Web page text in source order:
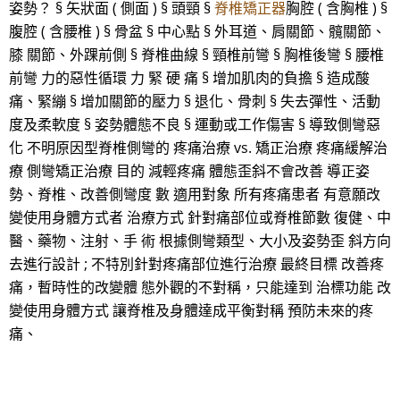
姿勢？ § 矢狀面 ( 側面 ) § 頭頸 §脊椎矯正器胸腔 ( 含胸椎 ) §
腹腔 ( 含腰椎 ) § 骨盆 § 中心點 § 外耳道、肩關節、髖關節、
膝 關節、外踝前側 § 脊椎曲線 § 頸椎前彎 § 胸椎後彎 § 腰椎
前彎 力的惡性循環 力 緊 硬 痛 § 增加肌肉的負擔 § 造成酸
痛、緊繃 § 增加關節的壓力 § 退化、骨刺 § 失去彈性、活動
度及柔軟度 § 姿勢體態不良 § 運動或工作傷害 § 導致側彎惡
化 不明原因型脊椎側彎的 疼痛治療 vs. 矯正治療 疼痛緩解治
療 側彎矯正治療 目的 減輕疼痛 體態歪斜不會改善 導正姿
勢、脊椎、改善側彎度 數 適用對象 所有疼痛患者 有意願改
變使用身體方式者 治療方式 針對痛部位或脊椎節數 復健、中
醫、藥物、注射、手 術 根據側彎類型、大小及姿勢歪 斜方向
去進行設計 ; 不特別針對疼痛部位進行治療 最終目標 改善疼
痛，暫時性的改變體 態外觀的不對稱，只能達到 治標功能 改
變使用身體方式 讓脊椎及身體達成平衡對稱 預防未來的疼
痛、